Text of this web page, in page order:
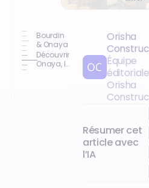
Bourdin
& Onaya
Découvrir
Onaya, le
Orisha
Équipe
Orisha
Résumer cet
article avec
l’IA